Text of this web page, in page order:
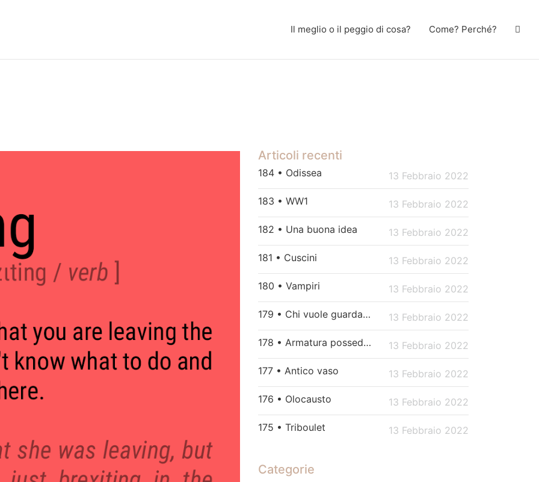
Il meglio o il peggio di cosa? Come? Perché?
Articoli recenti
184 • Odissea 13 Febbraio 2022
183 • WW1 13 Febbraio 2022
182 • Una buona idea 13 Febbraio 2022
181 • Cuscini 13 Febbraio 2022
180 • Vampiri 13 Febbraio 2022
179 • Chi vuole guardare Netflix? 13 Febbraio 2022
178 • Armatura posseduta 13 Febbraio 2022
177 • Antico vaso 13 Febbraio 2022
176 • Olocausto 13 Febbraio 2022
175 • Triboulet 13 Febbraio 2022
Categorie